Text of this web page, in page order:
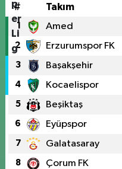
# Takım
1 Amed
2 Erzurumspor FK
3 Başakşehir
4 Kocaelispor
5 Beşiktaş
6 Eyüpspor
7 Galatasaray
8 Çorum FK